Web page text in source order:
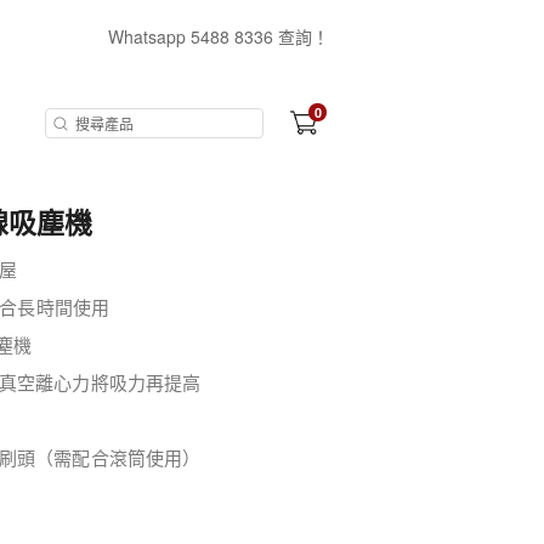
Whatsapp 5488 8336 查詢！
0
吸塵機
長時間使用
機
空離心力將吸力再提高
頭（需配合滾筒使用）